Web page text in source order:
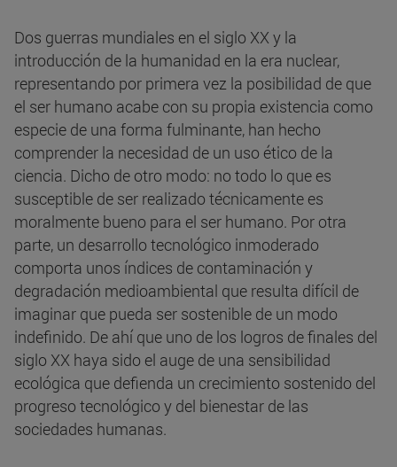
Dos guerras mundiales en el siglo XX y la
introducción de la humanidad en la era nuclear,
representando por primera vez la posibilidad de que
el ser humano acabe con su propia existencia como
especie de una forma fulminante, han hecho
comprender la necesidad de un uso ético de la
ciencia. Dicho de otro modo: no todo lo que es
susceptible de ser realizado técnicamente es
moralmente bueno para el ser humano. Por otra
parte, un desarrollo tecnológico inmoderado
comporta unos índices de contaminación y
degradación medioambiental que resulta difícil de
imaginar que pueda ser sostenible de un modo
indefinido. De ahí que uno de los logros de finales del
siglo XX haya sido el auge de una sensibilidad
ecológica que defienda un crecimiento sostenido del
progreso tecnológico y del bienestar de las
sociedades humanas.